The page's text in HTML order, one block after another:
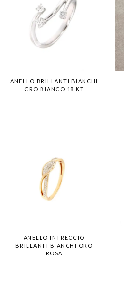
ANELLO BRILLANTI BIANCHI
ORO BIANCO 18 KT
ANELLO INTRECCIO
BRILLANTI BIANCHI ORO
ROSA